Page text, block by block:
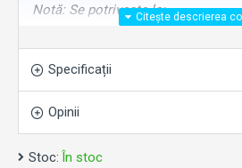
Notă: Se potrivește la:
Specificații
Opinii
Stoc: În stoc